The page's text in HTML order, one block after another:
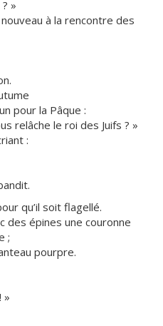
»
à la rencontre des
pour la Pâque :
relâche le roi des Juifs ? »
:
qu’il soit flagellé.
des épines une couronne
;
pourpre.
»